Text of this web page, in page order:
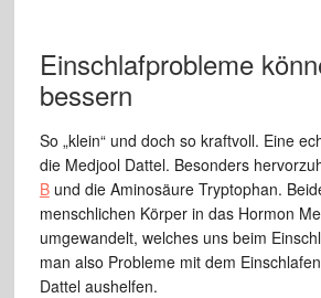
Einschlafprobleme
bessern
So „klein“ und doch so kraftvoll. Eine
die Medjool Dattel. Besonders
Bund die Aminosäure Tryptophan.
menschlichen Körper in das Hormon
umgewandelt, welches uns beim
man also Probleme mit dem
Dattel aushelfen.